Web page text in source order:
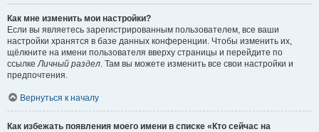
Как мне изменить мои настройки?
Если вы являетесь зарегистрированным пользователем, все ваши
настройки хранятся в базе данных конференции. Чтобы изменить их,
щёлкните на имени пользователя вверху страницы и перейдите по
ссылкеЛичный раздел. Там вы можете изменить все свои настройки и
предпочтения.
Вернуться к началу
Как избежать появления моего имени в списке «Кто сейчас на